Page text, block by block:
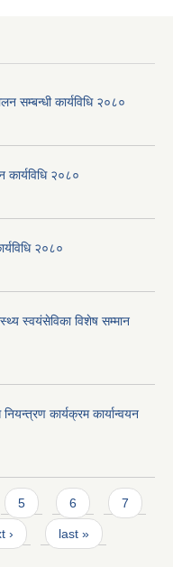
सम्बन्धी कार्यविधि २०८०
कार्यविधि २०८०
२०८०
स्वयंसेविका विशेष सम्मान
कार्यक्रम कार्यान्वयन
5 6 7
› last »